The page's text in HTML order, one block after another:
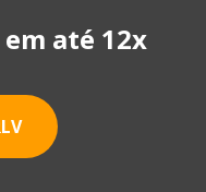
em até 12x